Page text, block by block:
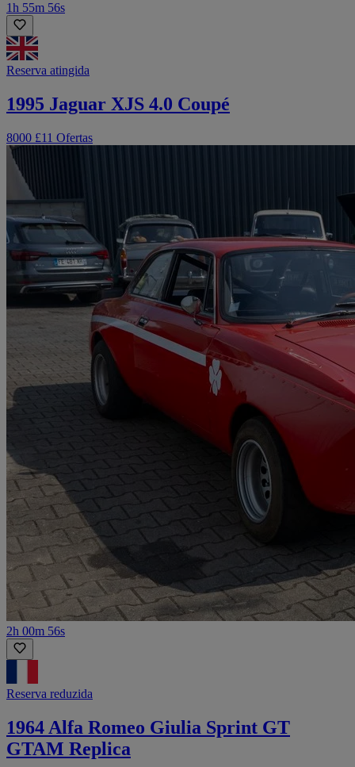
1h 55m 56s
Reserva atingida
1995 Jaguar XJS 4.0 Coupé
8000 £11 Ofertas
2h 00m 56s
Reserva reduzida
1964 Alfa Romeo Giulia Sprint GT
GTAM Replica